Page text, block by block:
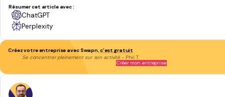
Résumer cet article avec :
ChatGPT
Perplexity
Créez votre entreprise avec Swapn,c’est gratuit
Se concentrer pleinement sur son activité - Phil T.
Créer mon entreprise